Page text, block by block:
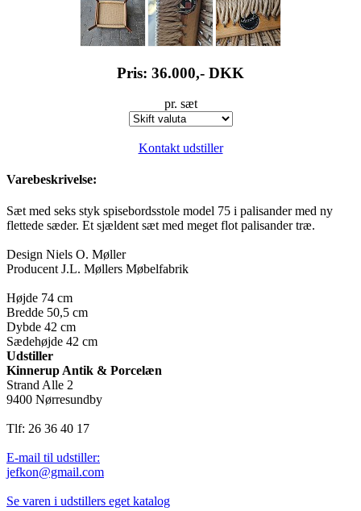
Pris: 36.000,- DKK
pr. sæt
Kontakt udstiller
Varebeskrivelse:
Sæt med seks styk spisebordsstole model 75 i palisander med ny
flettede sæder. Et sjældent sæt med meget flot palisander træ.
Design Niels O. Møller
Producent J.L. Møllers Møbelfabrik
Højde 74 cm
Bredde 50,5 cm
Dybde 42 cm
Sædehøjde 42 cm
Udstiller
Kinnerup Antik & Porcelæn
Strand Alle 2
9400 Nørresundby
Tlf: 26 36 40 17
E-mail til udstiller:
jefkon@gmail.com
Se varen i udstillers eget katalog